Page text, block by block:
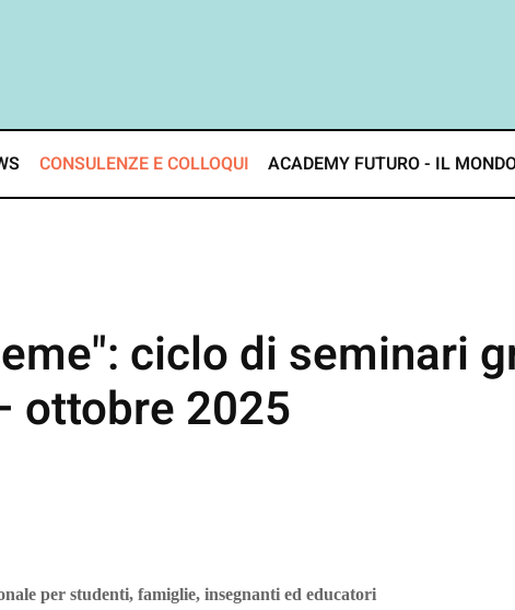
CONSULENZE E COLLOQUI ACADEMY FUTURO - IL
ciclo di seminari
ottobre 2025
per studenti, famiglie, insegnanti ed educatori